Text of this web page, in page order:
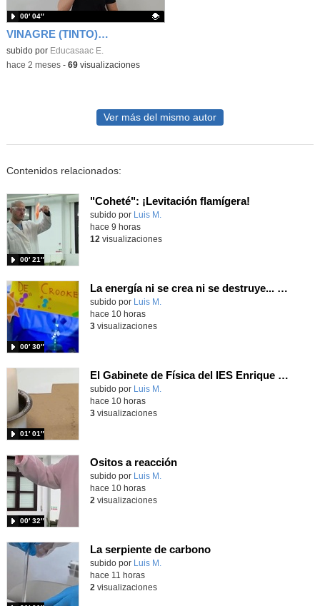
VINAGRE (TINTO) (Signos EducaSAAC)
Contenido educativo.
subido por Educasaac E.
00′ 04″
-hace 2 meses- 69visualizaciones
Ver más del mismo autor
Contenidos relacionados:
"Coheté": ¡Levitación flamígera!
Contenido educativo.
subido por Luis M.
00′ 21″
hace 9 horas
12 visualizaciones
La energía ni se crea ni se destruye... ¡se experimenta! El Tierno en la Feria Madrid es Ciencia 2026
Contenido educativo.
subido por Luis M.
00′ 30″
hace 10 horas
3visualizaciones
El Gabinete de Física del IES Enrique Tierno Galván de Parla (Curso 25-26)
Contenido educativo.
subido por Luis M.
01′ 01″
hace 10 horas
3visualizaciones
Ositos a reacción
Contenido educativo.
subido por Luis M.
00′ 32″
hace 10 horas
2 visualizaciones
La serpiente de carbono
Contenido educativo.
subido por Luis M.
hace 11 horas
2 visualizaciones